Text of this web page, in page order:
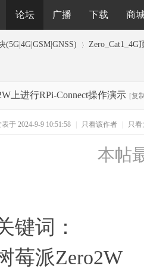
论坛 广播 下载 商
(5G|4G|GSM|GNSS)
›
Zero_Cat1_4G
上进行RPi-Connect操作演示 [复
表于 2024-9-9 10:51:58 只看该作者 只看
本帖
键词：
莓派